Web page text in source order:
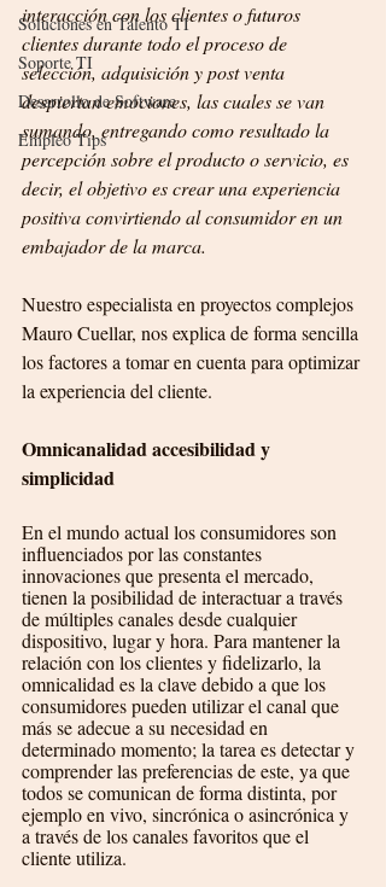
Soluciones en Talento TI
Soporte TI
Desarrollo de Software
Empleo Tips
interacción con los clientes o futuros
clientes durante todo el proceso de
selección, adquisición y post venta
despiertan emociones, las cuales se van
sumando, entregando como resultado la
percepción sobre el producto o servicio, es
decir, el objetivo es crear una experiencia
positiva convirtiendo al consumidor en un
embajador de la marca.
Nuestro especialista en proyectos complejos
Mauro Cuellar, nos explica de forma sencilla
los factores a tomar en cuenta para optimizar
la experiencia del cliente.
Omnicanalidad accesibilidad y
simplicidad
En el mundo actual los consumidores son
influenciados por las constantes
innovaciones que presenta el mercado,
tienen la posibilidad de interactuar a través
de múltiples canales desde cualquier
dispositivo, lugar y hora. Para mantener la
relación con los clientes y fidelizarlo, la
omnicalidad es la clave debido a que los
consumidores pueden utilizar el canal que
más se adecue a su necesidad en
determinado momento; la tarea es detectar y
comprender las preferencias de este, ya que
todos se comunican de forma distinta, por
ejemplo en vivo, sincrónica o asincrónica y
a través de los canales favoritos que el
cliente utiliza.